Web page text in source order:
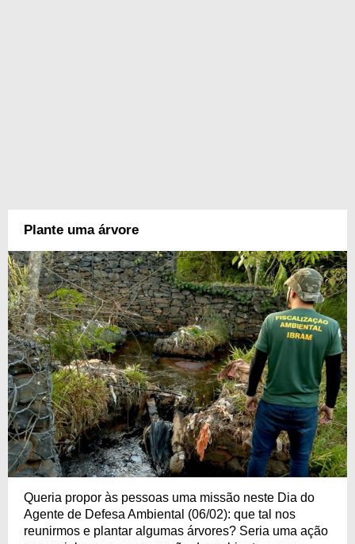
Plante uma árvore
Queria propor às pessoas uma missão neste Dia do
Agente de Defesa Ambiental (06/02): que tal nos
reunirmos e plantar algumas árvores? Seria uma ação